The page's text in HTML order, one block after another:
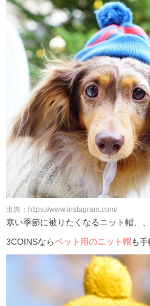
出典：https://www.instagram.com/
寒い季節に被りたくなるニット帽、、
3COINSならペット用のニット帽も